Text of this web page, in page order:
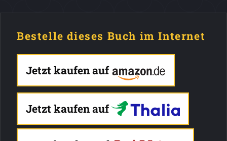
Bestelle dieses Buch im Internet
Jetzt kaufen auf
Jetzt kaufen auf